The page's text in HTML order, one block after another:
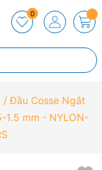
0
/ Đầu Cosse Ngắt
1.5 mm - NYLON-